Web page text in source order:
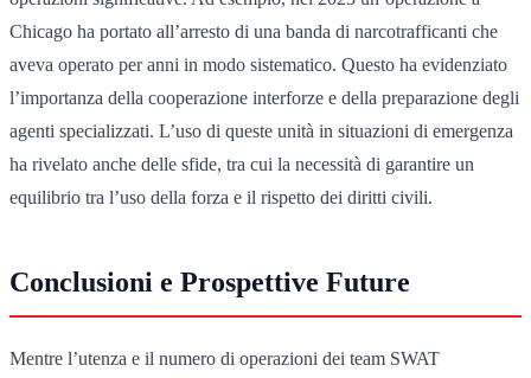
Chicago ha portato all’arresto di una banda di narcotrafficanti che
aveva operato per anni in modo sistematico. Questo ha evidenziato
l’importanza della cooperazione interforze e della preparazione degli
agenti specializzati. L’uso di queste unità in situazioni di emergenza
ha rivelato anche delle sfide, tra cui la necessità di garantire un
equilibrio tra l’uso della forza e il rispetto dei diritti civili.
Conclusioni e Prospettive Future
Mentre l’utenza e il numero di operazioni dei team SWAT